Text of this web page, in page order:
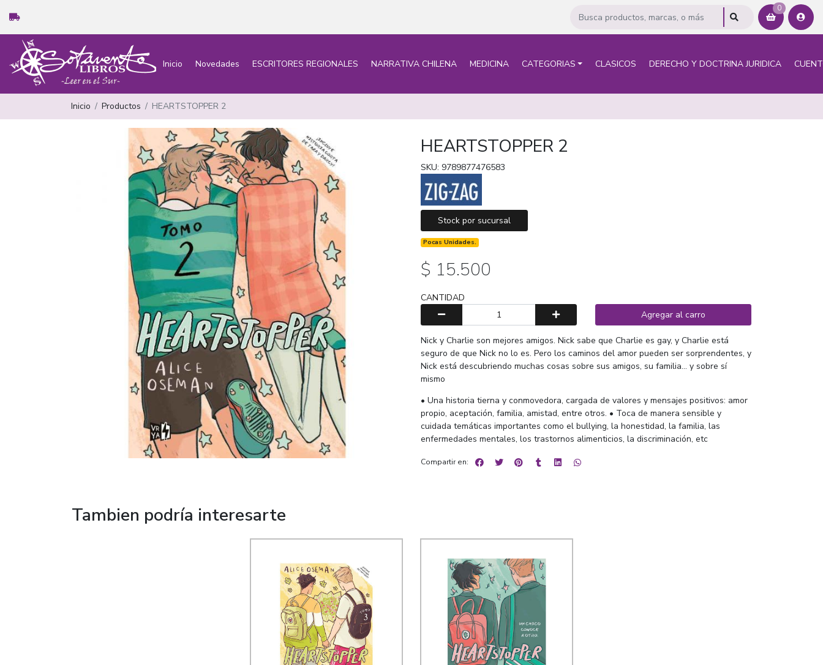
0
Inicio Novedades ESCRITORES REGIONALES NARRATIVA CHILENA MEDICINA CATEGORIAS CLASICOS DERECHO Y DOCTRINA JURIDICA
Inicio Productos HEARTSTOPPER 2
HEARTSTOPPER 2
SKU: 9789877476583
Stock por sucursal
Pocas Unidades.
$ 15.500
CANTIDAD
Agregar al carro
Nick y Charlie son mejores amigos. Nick sabe que Charlie es gay, y Charlie está
seguro de que Nick no lo es. Pero los caminos del amor pueden ser sorprendentes, y
Nick está descubriendo muchas cosas sobre sus amigos, su familia... y sobre sí
mismo
• Una historia tierna y conmovedora, cargada de valores y mensajes positivos: amor
propio, aceptación, familia, amistad, entre otros. • Toca de manera sensible y
cuidada temáticas importantes como el bullying, la honestidad, la familia, las
enfermedades mentales, los trastornos alimenticios, la discriminación, etc
Compartir en:
Tambien podría interesarte